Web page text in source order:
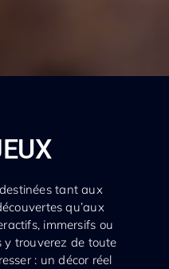
tant aux
qu’aux
immersifs ou
y trouverez de toute
: un décor réel